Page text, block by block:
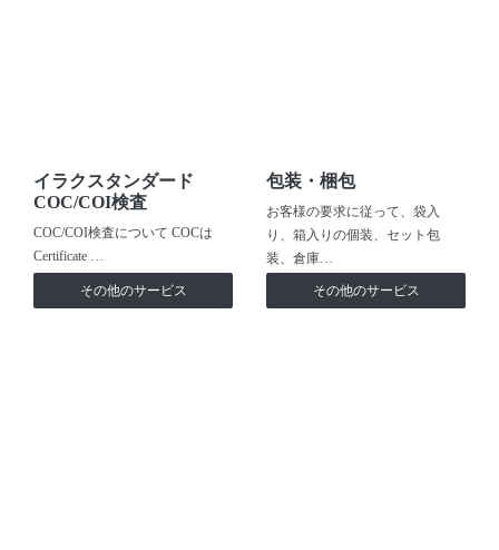
イラクスタンダード
COC/COI検査
COC/COI検査について COCは
Certificate …
その他のサービス
包装・梱包
お客様の要求に従って、袋入
り、箱入りの個装、セット包
装、倉庫…
その他のサービス